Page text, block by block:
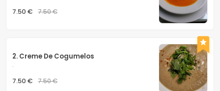
7.50 € 7.50 €
2. Creme De Cogumelos
.
7.50 € 7.50 €